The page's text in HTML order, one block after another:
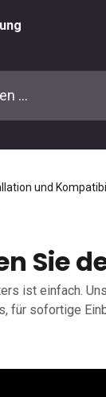
und
Sie
ist einfach.
für sofortige